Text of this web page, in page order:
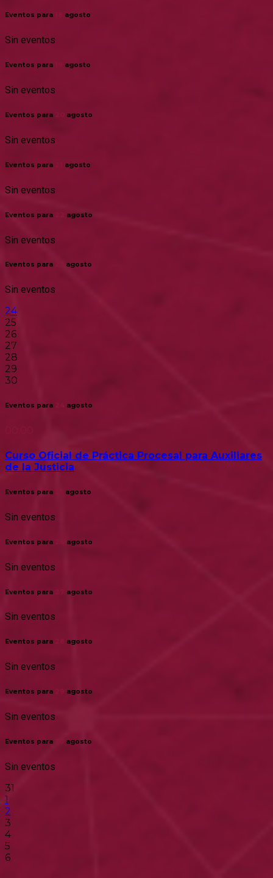
Eventos para agosto
Sin eventos
Eventos para agosto
Sin eventos
Eventos para agosto
Sin eventos
Eventos para agosto
Sin eventos
Eventos para agosto
Sin eventos
Eventos para agosto
Sin eventos
24
25
26
27
28
29
30
Eventos para agosto
Curso Oficial de Práctica Procesal para Auxiliares
de la Justicia
Eventos para agosto
Sin eventos
Eventos para agosto
Sin eventos
Eventos para agosto
Sin eventos
Eventos para agosto
Sin eventos
Eventos para agosto
Sin eventos
Eventos para agosto
Sin eventos
31
1
2
3
4
5
6